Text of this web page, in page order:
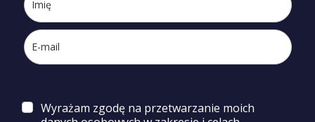
Wyrażam zgodę na przetwarzanie moich